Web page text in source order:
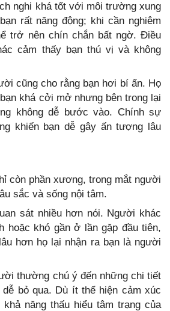
nghi khá tốt với môi trường xung
rất năng động; khi cần nghiêm
trở nên chín chắn bất ngờ. Điều
cảm thấy bạn thú vị và không
cũng cho rằng bạn hơi bí ẩn. Họ
khá cởi mở nhưng bên trong lại
không dễ bước vào. Chính sự
khiến bạn dễ gây ấn tượng lâu
còn phần xương, trong mắt người
sắc và sống nội tâm.
sát nhiều hơn nói. Người khác
hoặc khó gần ở lần gặp đầu tiên,
hơn họ lại nhận ra bạn là người
thường chú ý đến những chi tiết
bỏ qua. Dù ít thể hiện cảm xúc
năng thấu hiểu tâm trạng của